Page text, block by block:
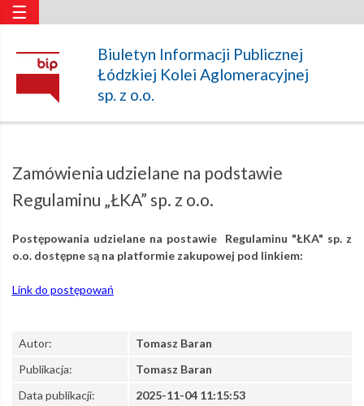
Zamówienia
udzielane
podstawie
Regulaminu
„ŁKA”
sp.
Biuletyn Informacji Publicznej
Łódzkiej Kolei Aglomeracyjnej
sp. z o.o.
☰
Zamówienia udzielane na podstawie
Regulaminu „ŁKA” sp. z o.o.
Postępowania udzielane na postawie Regulaminu "ŁKA" sp. z
o.o. dostępne są na platformie zakupowej pod linkiem:
Link do postępowań
Autor: Tomasz Baran
Publikacja:
Tomasz Baran
Data publikacji:
2025-11-04 11:15:53